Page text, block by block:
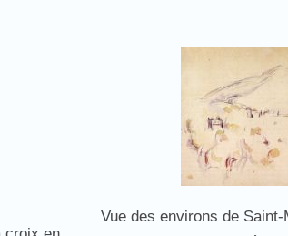
Vue des environs de